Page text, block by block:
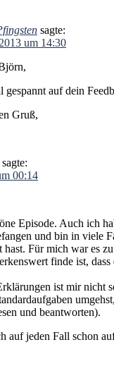
sagte:
um 14:30
gespannt auf dein
Gruß,
sagte:
00:14
Episode. Auch ich
und bin in viele
hast. Für mich war es
finde ist,
ist mir nicht
und beantworten).
auf jeden Fall schon